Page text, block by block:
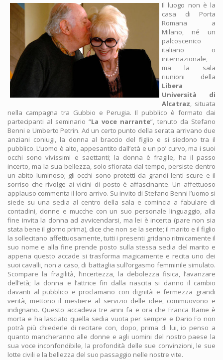
Il luogo non è la
casa di Porta
Romana a
Milano, né un
palcoscenico
italiano o
internazionale,
ma la sala
riunioni della
Libera
Università di
Alcatraz, situata
nella campagna tra Gubbio e Perugia. Il pubblico è formato dai
partecipanti al seminario “La voce narrante”, tenuto da Stefano
Benni e Umberto Petrin. Ad un certo punto della serata arrivano due
anziani coniugi, la donna al braccio del figlio e si siedono tra il
pubblico. L’uomo è alto, appesantito dall’età e un po’ curvo, ma i suoi
occhi sono vivissimi e saettanti; la donna è fragile, ha il passo
incerto, ma la sua bellezza, solo sfiorata dal tempo, persiste dentro
un abito luminoso; gli occhi sono protetti da grandi lenti scure e il
sorriso che rivolge ai vicini di posto è affascinante. Un affettuoso
applauso commenta il loro arrivo. Su invito di Stefano Benni l’uomo si
siede su una sedia al centro della sala e comincia a fabulare di
contadini, donne e mucche con un suo personale linguaggio, alla
fine invita la donna ad avvicendarsi, ma lei è incerta (pare non sia
stata bene il giorno prima), dice che non se la sente; il marito e il figlio
la sollecitano affettuosamente, tutti i presenti gridano ritmicamente il
suo nome e alla fine prende posto sulla stessa sedia del marito e
appena questo accade si trasforma magicamente e recita uno dei
suoi cavalli, non a caso, di battaglia sull’orgasmo femminile simulato.
Scompare la fragilità, l’incertezza, la debolezza fisica, l’avanzare
dell’età; la donna e l’attrice fin dalla nascita si danno il cambio
davanti al pubblico e proclamano con dignità e fermezza grandi
verità, mettono il mestiere al servizio delle idee, commuovono e
indignano. Questo accadeva tre anni fa e ora che Franca Rame è
morta e ha lasciato quella sedia vuota per sempre e Dario Fo non
potrà più chiederle di recitare con, dopo, prima di lui, io penso a
quanto mancheranno alle donne e agli uomini del nostro paese la
sua voce inconfondibile, la profondità delle sue convinzioni, le sue
lotte civili e la bellezza del suo passaggio nelle nostre vite.